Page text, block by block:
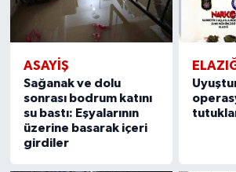
ASAYIŞ
Sağanak ve dolu
sonrası bodrum katını
su bastı: Eşyalarının
üzerine basarak içeri
girdiler